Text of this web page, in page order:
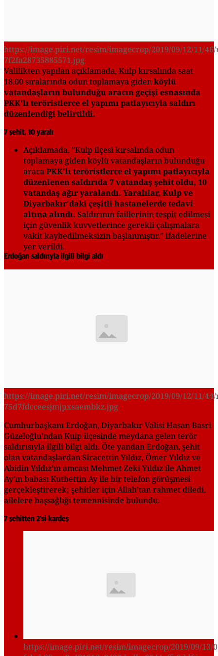
https://image.piri.net/resim/imagecrop/2019/09/12/11/46/
7f2fa28735885571.jpg
Valilikten yapılan açıklamada, Kulp kırsalında saat
18.00 sıralarında odun toplamaya gidenköylü
vatandaşların bulunduğu aracın geçişi esnasında
PKK'lı teröristlerce el yapımı patlayıcıyla saldırı
düzenlendiği belirtildi.
7 şehit, 10 yaralı
Açıklamada, "Kulp ilçesi kırsalında odun
toplamaya giden köylü vatandaşların bulunduğu
aracaPKK'lı teröristlerce el yapımı patlayıcıyla
düzenlenen saldırıda 7 vatandaş şehit oldu, 10
vatandaş ağır yaralandı. Yaralılar, Kulp ve
Diyarbakır'daki çeşitli hastanelerde tedavi
altına alındı. Saldırının faillerinin tespit edilmesi
için güvenlik kuvvetlerince gerekli çalışmalara
vakit kaybedilmeksizin başlanmıştır." ifadelerine
yer verildi.
Erdoğan saldırıyla ilgili bilgi aldı
https://image.piri.net/resim/imagecrop/2019/09/12/11/44/
75d7fdcceesjmjpxsaembkz.jpg
Cumhurbaşkanı Erdoğan, Diyarbakır Valisi Hasan Basri
Güzeloğlu'ndan Kulp ilçesinde meydana gelen terör
saldırısıyla ilgili bilgi aldı. Öte yandan Erdoğan, şehit
olan vatandaşlardan Siracettin Yıldız, Ömer Yıldız ve
Abidin Yıldız’ın amcası Mehmet Zeki Yıldız ile Ahmet
Ay’ın babası Kutbettin Ay ile bir telefon görüşmesi
gerçekleştirerek; şehitler için Allah’tan rahmet diledi,
ailelere başsağlığı temennisinde bulundu.
7 şehitten 2'si kardeş
https://image.piri.net/resim/imagecrop/2019/09/13/